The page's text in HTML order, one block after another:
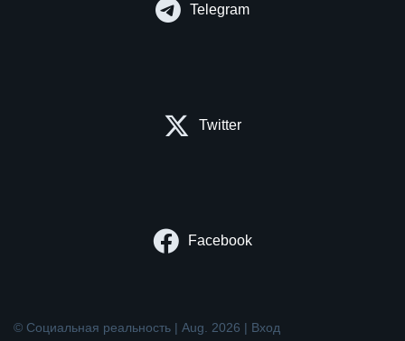
Telegram
Twitter
Facebook
© Социальная реальность | Aug. 2026 | Вход